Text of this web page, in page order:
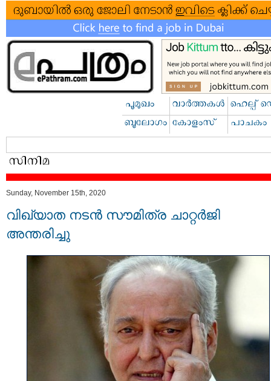
Sunday, November 15th, 2020
വിഖ്യാത നടൻ സൗമിത്ര ചാറ്റർജി
അന്തരിച്ചു